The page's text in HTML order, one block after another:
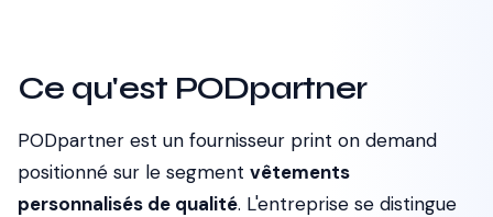
Ce qu'est PODpartner
PODpartner est un fournisseur print on demand
positionné sur le segment vêtements
personnalisés de qualité. L'entreprise se distingue